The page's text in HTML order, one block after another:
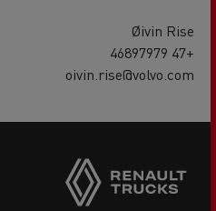
Øivin Rise
+47 46897979
oivin.rise@volvo.com